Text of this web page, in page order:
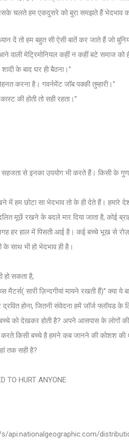
चलते हम एकदुसरे को बुरा समझते हैं भेदभाव
दें तो हम बहुत सी ऐसी बातें कर जाते हैं जो
वाली मेट्रिमोनियल कहीं न कहीं बटे समाज को
के बाद घर ही बैठना।”
करना है। गवर्नमेंट जॉब पक्की तुम्हारी।”
की होती तो सही रहता।”
से इनका उपयोग भी करते हैं। किसी के गुण
हम छोटा सा भेदभाव तो के ही देते हैं। हमारे देश
मूछें रखने के बदले मार दिया जाता है, कोई
जगह हर हाल में पिसती आई है। कई बच्चे भूख से
साथ भी हो भेदभाव ही है।
हो सकता है,
सारी ज़िन्दगीयां मायने रखती हैं)” क्या ये
होना, जितनी संवेदना हमें जॉर्ज फ्लॉयड के
बच्चे को देखकर होती है? अपने आसपास के लोगों
किसी बच्चे है हमने कब जानने की कोशश की
तक सही है?
TO HURT ANYONE
api.nationalgeographic.com/